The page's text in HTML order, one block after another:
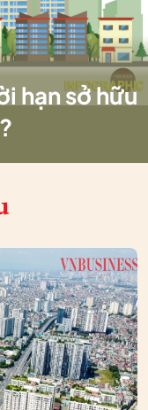
hạn sở hữu